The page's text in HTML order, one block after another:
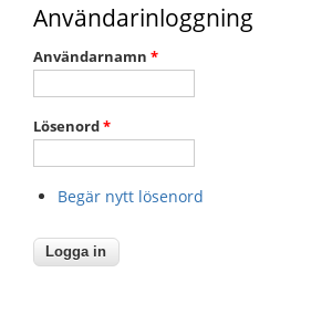
Användarinloggning
Användarnamn *
Lösenord*
Begär nytt lösenord